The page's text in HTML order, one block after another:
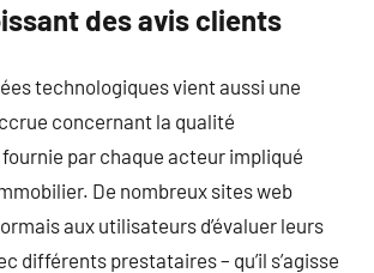
des avis clients
technologiques vient aussi une
concernant la qualité
par chaque acteur impliqué
De nombreux sites web
aux utilisateurs d’évaluer leurs
différents prestataires – qu’il s’agisse